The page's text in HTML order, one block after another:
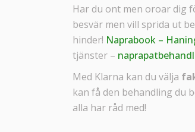
Har du ont men oroar dig
besvär men vill sprida ut
hinder! Naprabook –
tjänster –
Med Klarna kan du välja
kan få den behandling du
alla har råd med!